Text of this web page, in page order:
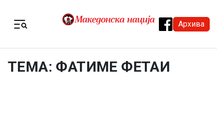
Архива
ТЕМА: ФАТИМЕ ФЕТАИ